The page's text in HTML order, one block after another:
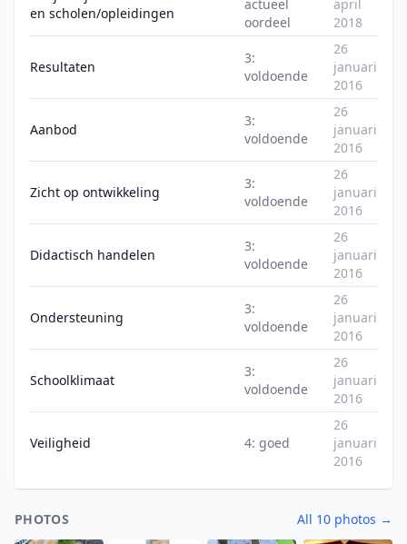
en scholen/opleidingen
actueel
oordeel
april
2018
Resultaten
3:
voldoende
26
januari
2016
Aanbod
3:
voldoende
26
januari
2016
Zicht op ontwikkeling
3:
voldoende
26
januari
2016
Didactisch handelen
3:
voldoende
26
januari
2016
Ondersteuning
3:
voldoende
26
januari
2016
Schoolklimaat
3:
voldoende
26
januari
2016
Veiligheid 4: goed
26
januari
2016
PHOTOS All 10 photos →